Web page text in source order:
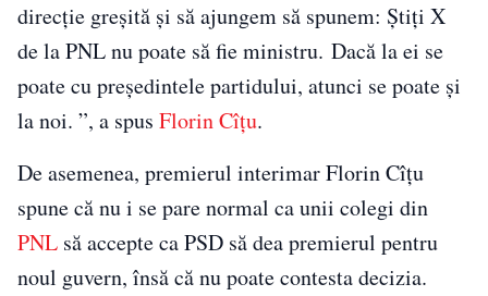
direcție greșită și să ajungem să spunem: Știți X
de la PNL nu poate să fie ministru. Dacă la ei se
poate cu președintele partidului, atunci se poate și
la noi. ”, a spus Florin Cîțu.
De asemenea, premierul interimar Florin Cîțu
spune că nu i se pare normal ca unii colegi din
PNL să accepte ca PSD să dea premierul pentru
noul guvern, însă că nu poate contesta decizia.